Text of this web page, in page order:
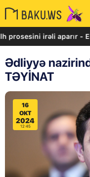
irəli aparır - Elman
Ədliyyə
TƏYİNAT
16
OKT
2024
12:45